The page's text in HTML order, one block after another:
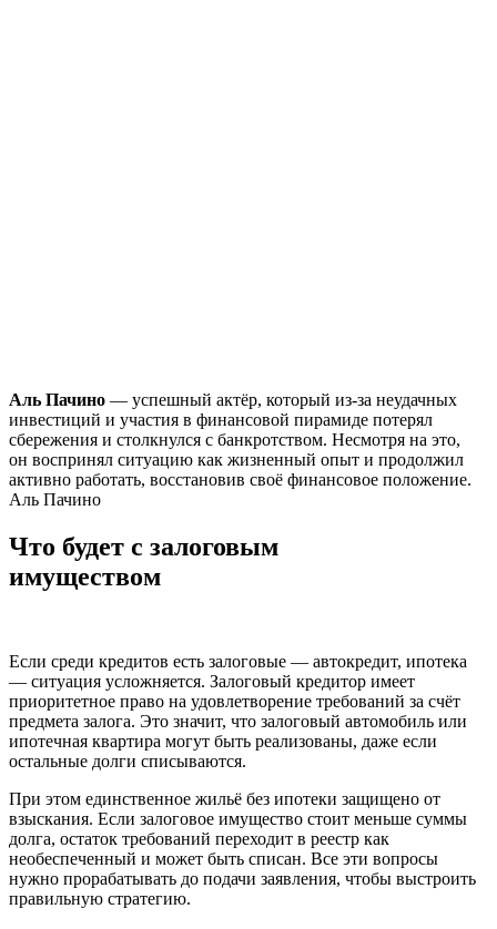
Аль Пачино — успешный актёр, который из-за неудачных
инвестиций и участия в финансовой пирамиде потерял
сбережения и столкнулся с банкротством. Несмотря на это,
он воспринял ситуацию как жизненный опыт и продолжил
активно работать, восстановив своё финансовое положение.
Аль Пачино
Что будет с залоговым
имуществом
Если среди кредитов есть залоговые — автокредит, ипотека
— ситуация усложняется. Залоговый кредитор имеет
приоритетное право на удовлетворение требований за счёт
предмета залога. Это значит, что залоговый автомобиль или
ипотечная квартира могут быть реализованы, даже если
остальные долги списываются.
При этом единственное жильё без ипотеки защищено от
взыскания. Если залоговое имущество стоит меньше суммы
долга, остаток требований переходит в реестр как
необеспеченный и может быть списан. Все эти вопросы
нужно прорабатывать до подачи заявления, чтобы выстроить
правильную стратегию.